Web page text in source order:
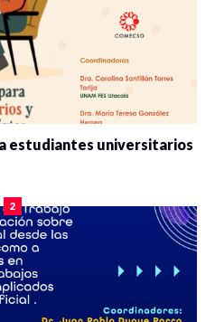
estudiantes universitarios
2